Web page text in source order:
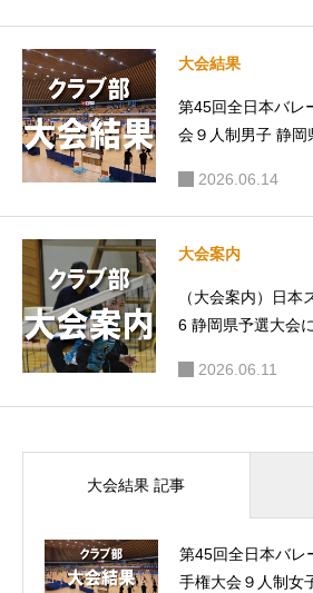
大会結果
第45回全日本バレ
会９人制男子 静岡
2026.06.14
大会案内
（大会案内）日
6 静岡県予選大会
2026.06.11
大会結果 記事
第45回全日本バレ
手権大会９人制女